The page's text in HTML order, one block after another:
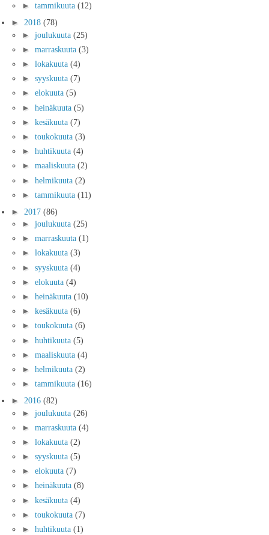
► tammikuuta (12)
► 2018 (78)
► joulukuuta (25)
► marraskuuta (3)
► lokakuuta (4)
► syyskuuta (7)
► elokuuta (5)
► heinäkuuta (5)
► kesäkuuta (7)
► toukokuuta (3)
► huhtikuuta (4)
► maaliskuuta (2)
► helmikuuta (2)
► tammikuuta (11)
► 2017 (86)
► joulukuuta (25)
► marraskuuta (1)
► lokakuuta (3)
► syyskuuta (4)
► elokuuta (4)
► heinäkuuta (10)
► kesäkuuta (6)
► toukokuuta (6)
► huhtikuuta (5)
► maaliskuuta (4)
► helmikuuta (2)
► tammikuuta (16)
► 2016 (82)
► joulukuuta (26)
► marraskuuta (4)
► lokakuuta (2)
► syyskuuta (5)
► elokuuta (7)
► heinäkuuta (8)
► kesäkuuta (4)
► toukokuuta (7)
► huhtikuuta (1)